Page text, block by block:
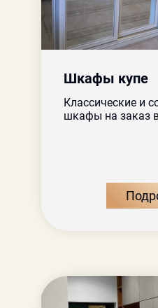
Шкафы купе
Классические и
шкафы на заказ